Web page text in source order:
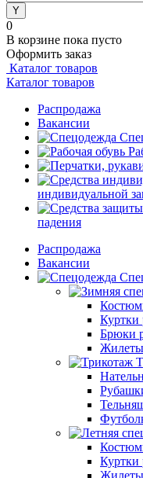
0
В корзине пока пусто
Оформить заказ
Каталог товаров
Каталог товаров
Распродажа
Вакансии
индивидуальной
падения
Распродажа
Вакансии
Куртки
Брюки
Жилеты
Куртки
Жилеты